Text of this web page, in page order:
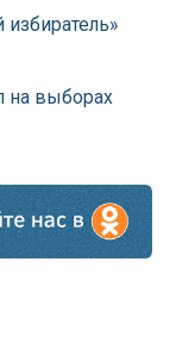
на выборах